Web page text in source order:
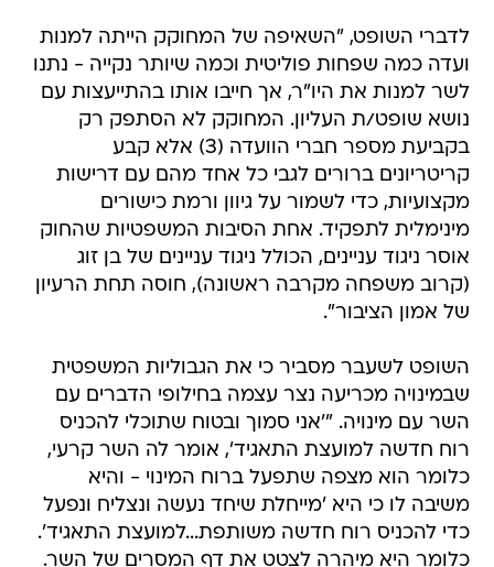
לדברי השופט, "השאיפה של המחוקק הייתה למנות
ועדה כמה שפחות פוליטית וכמה שיותר נקייה - נתנו
לשר למנות את היו"ר, אך חייבו אותו בהתייעצות עם
נושא שופט/ת העליון. המחוקק לא הסתפק רק
בקביעת מספר חברי הוועדה (3) אלא קבע
קריטריונים ברורים לגבי כל אחד מהם עם דרישות
מקצועיות, כדי לשמור על גיוון ורמת כישורים
מינימלית לתפקיד. אחת הסיבות המשפטיות שהחוק
אוסר ניגוד עניינים, הכולל ניגוד עניינים של בן זוג
(קרוב משפחה מקרבה ראשונה), חוסה תחת הרעיון
של אמון הציבור".
השופט לשעבר מסביר כי את הגבוליות המשפטית
שבמינויה מכריעה נצר עצמה בחילופי הדברים עם
השר עם מינויה. "'אני סמוך ובטוח שתוכלי להכניס
רוח חדשה למועצת התאגיד', אומר לה השר קרעי,
כלומר הוא מצפה שתפעל ברוח המינוי - והיא
משיבה לו כי היא 'מייחלת שיחד נעשה ונצליח ונפעל
כדי להכניס רוח חדשה משותפת...למועצת התאגיד'.
כלומר היא מיהרה לצטט את דף המסרים של השר.